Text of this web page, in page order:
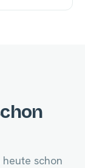
schon